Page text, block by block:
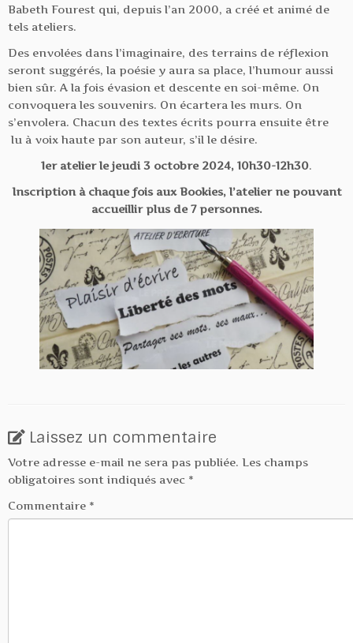
Babeth Fourest qui, depuis l’an 2000, a créé et animé de
tels ateliers.
Des envolées dans l’imaginaire, des terrains de réflexion
seront suggérés, la poésie y aura sa place, l’humour aussi
bien sûr. A la fois évasion et descente en soi-même. On
convoquera les souvenirs. On écartera les murs. On
s’envolera. Chacun des textes écrits pourra ensuite être
lu à voix haute par son auteur, s’il le désire.
1er atelier le jeudi 3 octobre 2024, 10h30-12h30.
Inscription à chaque fois aux Bookies, l’atelier ne pouvant
accueillir plus de 7 personnes.
Laissez un commentaire
Votre adresse e-mail ne sera pas publiée. Les champs
obligatoires sont indiqués avec *
Commentaire *